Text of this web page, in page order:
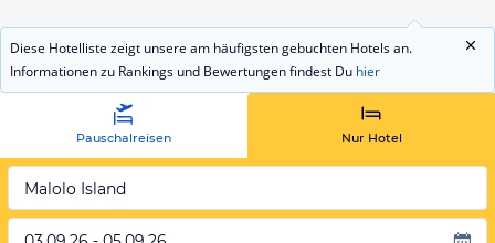
Diese Hotelliste zeigt unsere am häufigsten gebuchten Hotels an.
Informationen zu Rankings und Bewertungen findest Du hier
Pauschalreisen Nur Hotel
Malolo Island